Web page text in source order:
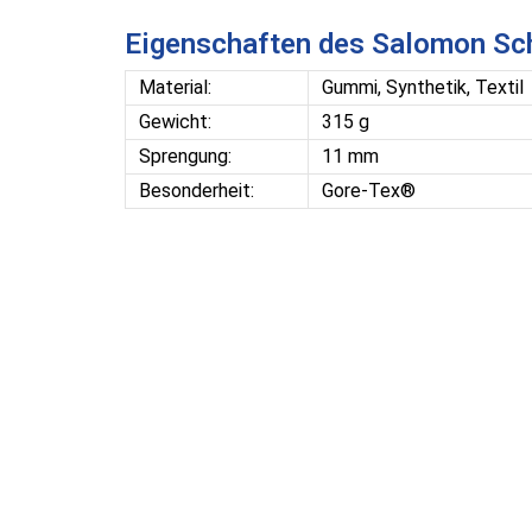
Eigenschaften des Salomon
Material:
Gummi, Synthetik, Textil
Gewicht:
315 g
Sprengung:
11 mm
Besonderheit:
Gore-Tex®